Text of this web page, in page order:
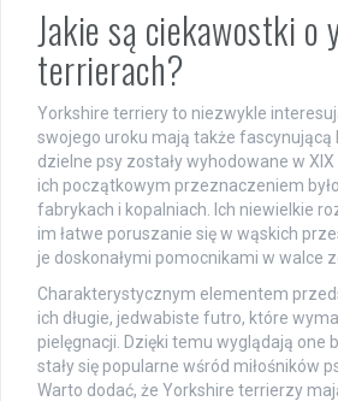
Jakie są ciekawostki o
terrierach?
Yorkshire terriery to niezwykle
swojego uroku mają także fascynującą
dzielne psy zostały wyhodowane w
ich początkowym przeznaczeniem
fabrykach i kopalniach. Ich niewielkie
im łatwe poruszanie się w wąskich
je doskonałymi pomocnikami w walce
Charakterystycznym elementem
ich długie, jedwabiste futro, które
pielęgnacji. Dzięki temu wyglądają one
stały się popularne wśród miłośników
Warto dodać, że Yorkshire terrierzy